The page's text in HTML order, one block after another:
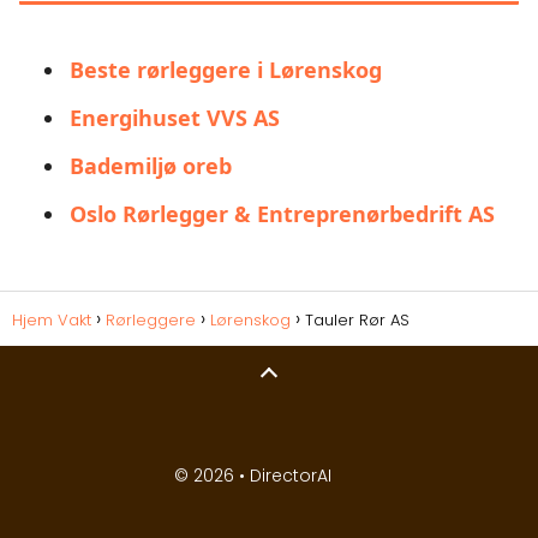
Beste rørleggere i Lørenskog
Energihuset VVS AS
Bademiljø oreb
Oslo Rørlegger & Entreprenørbedrift AS
Hjem Vakt Rørleggere Lørenskog Tauler Rør AS
© 2026 • DirectorAI